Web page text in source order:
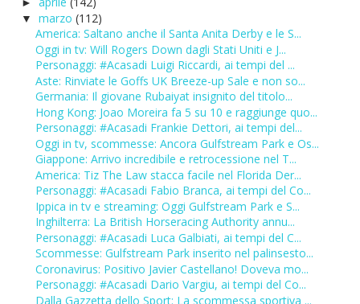
▼ marzo (112)
America: Saltano anche il Santa Anita Derby e le S...
Oggi in tv: Will Rogers Down dagli Stati Uniti e J...
Personaggi: #Acasadi Luigi Riccardi, ai tempi del ...
Aste: Rinviate le Goffs UK Breeze-up Sale e non so...
Germania: Il giovane Rubaiyat insignito del titolo...
Hong Kong: Joao Moreira fa 5 su 10 e raggiunge quo...
Personaggi: #Acasadi Frankie Dettori, ai tempi del...
Oggi in tv, scommesse: Ancora Gulfstream Park e Os...
Giappone: Arrivo incredibile e retrocessione nel T...
America: Tiz The Law stacca facile nel Florida Der...
Personaggi: #Acasadi Fabio Branca, ai tempi del Co...
Ippica in tv e streaming: Oggi Gulfstream Park e S...
Inghilterra: La British Horseracing Authority annu...
Personaggi: #Acasadi Luca Galbiati, ai tempi del C...
Scommesse: Gulfstream Park inserito nel palinsesto...
Coronavirus: Positivo Javier Castellano! Doveva mo...
Personaggi: #Acasadi Dario Vargiu, ai tempi del Co...
Dalla Gazzetta dello Sport: La scommessa sportiva ...